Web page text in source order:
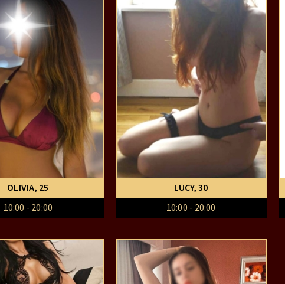
OLIVIA, 25
10:00 - 20:00
LUCY, 30
10:00 - 20:00